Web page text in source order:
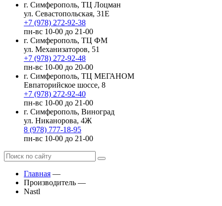
г. Симферополь, ТЦ Лоцман
ул. Севастопольская, 31Е
+7 (978) 272-92-38
пн-вс 10-00 до 21-00
г. Симферополь, ТЦ ФМ
ул. Механизаторов, 51
+7 (978) 272-92-48
пн-вс 10-00 до 20-00
г. Симферополь, ТЦ МЕГАНОМ
Евпаторийское шоссе, 8
+7 (978) 272-92-40
пн-вс 10-00 до 21-00
г. Симферополь, Виноград
ул. Никанорова, 4Ж
8 (978) 777-18-95
пн-вс 10-00 до 21-00
Главная —
Производитель —
Nastl